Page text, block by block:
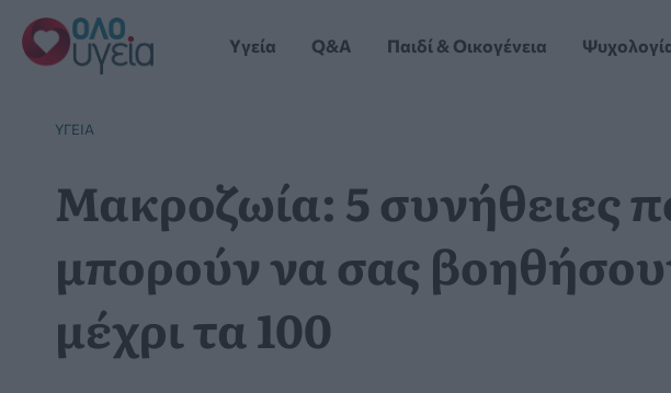
Μετάβαση
στο
περιεχόμενο
Yγεία Q&A Παιδί & Οικογένεια
YΓΕΊΑ
Μακροζωία: 5 συνήθειες
μπορούν να σας
μέχρι τα 100